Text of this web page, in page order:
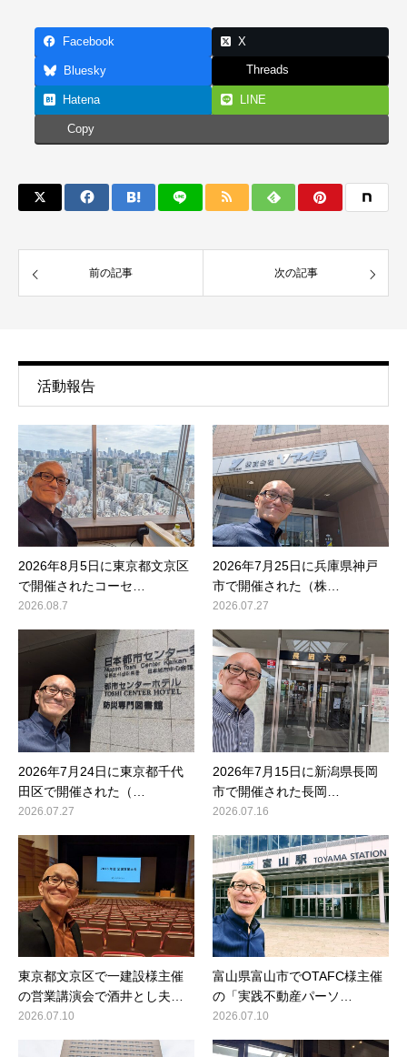
Facebook X
Bluesky Threads
Hatena LINE
Copy
前の記事 次の記事
活動報告
2026年8月5日に東京都文京区
で開催されたコーセ…
2026.08.7
2026年7月25日に兵庫県神戸
市で開催された（株…
2026.07.27
2026年7月24日に東京都千代
田区で開催された（…
2026.07.27
2026年7月15日に新潟県長岡
市で開催された長岡…
2026.07.16
東京都文京区で一建設様主催
の営業講演会で酒井とし夫…
2026.07.10
富山県富山市でOTAFC様主催
の「実践不動産パーソ…
2026.07.10